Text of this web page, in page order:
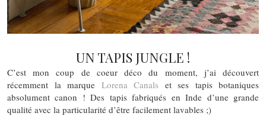
UN TAPIS JUNGLE !
C’est mon coup de coeur déco du moment, j’ai découvert
récemment la marque Lorena Canals et ses tapis botaniques
absolument canon ! Des tapis fabriqués en Inde d’une grande
qualité avec la particularité d’être facilement lavables ;)